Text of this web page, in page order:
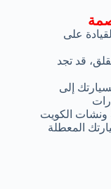
على
قد تجد
إلى
ونشات الكويت
المعطلة